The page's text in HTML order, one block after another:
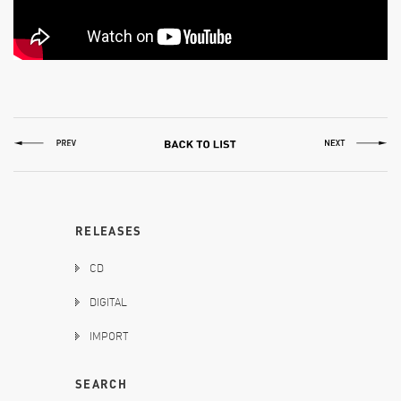
RELEASES
CD
DIGITAL
IMPORT
SEARCH